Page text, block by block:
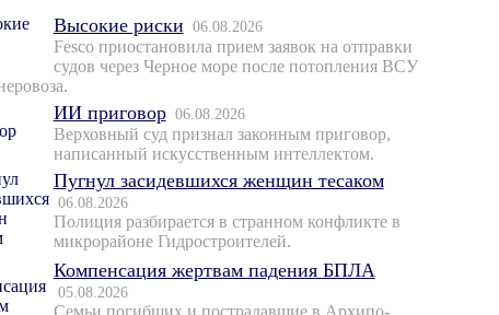
Высокие риски 06.08.2026
Fesco приостановила прием заявок на отправки
судов через Черное море после потопления ВСУ
ИИ приговор 06.08.2026
Верховный суд признал законным приговор,
написанный искусственным интеллектом.
Пугнул засидевшихся женщин тесаком
06.08.2026
Полиция разбирается в странном конфликте в
микрорайоне Гидростроителей.
Компенсация жертвам падения БПЛА
05.08.2026